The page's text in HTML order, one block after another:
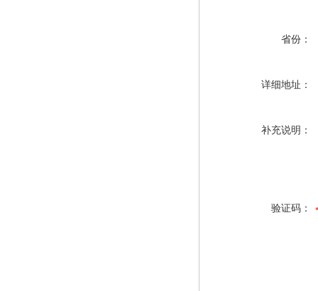
省份：
详细地址：
补充说明：
验证码：